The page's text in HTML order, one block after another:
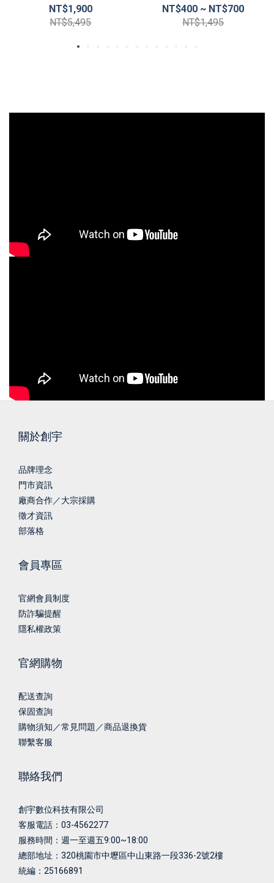
位馬達
NT$1,900
NT$5,495
智慧音箱
NT$400 ~ NT$700
NT$1,495
關於創宇
品牌理念
門市資訊
廠商合作／大宗採購
徵才資訊
部落格
會員專區
官網會員制度
防詐騙提醒
隱私權政策
官網購物
配送查詢
保固查詢
購物須知／常見問題／商品退換貨
聯繫客服
聯絡我們
創宇數位科技有限公司
客服電話：03-4562277
服務時間：週一至週五9:00~18:00
總部地址： 320桃園市中壢區中山東路一段336-2號2樓
統編：25166891